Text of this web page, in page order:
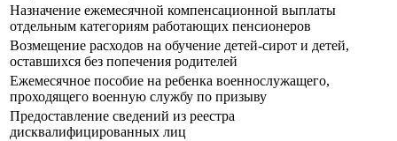
Назначение ежемесячной компенсационной выплаты
отдельным категориям работающих пенсионеров
Возмещение расходов на обучение детей-сирот и детей,
оставшихся без попечения родителей
Ежемесячное пособие на ребенка военнослужащего,
проходящего военную службу по призыву
Предоставление сведений из реестра
дисквалифицированных лиц